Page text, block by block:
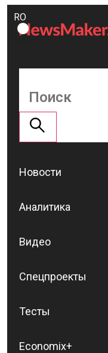
ROMÂNĂ
RU
Поддержать
NM
Новости
Аналитика
Видео
Спецпроекты
Тесты
Economix+